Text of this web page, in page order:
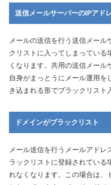
送信メールサーバーのIPアド
メールの送信を行う送信メー
クリストに入ってしまっている
くなります。共用の送信メール
自身がまっとうにメール運用を
き込まれる形でブラックリスト
ドメインがブラックリスト
メール送信を行うメールアド
ラックリストに登録されている
れなくなります。この場合は、